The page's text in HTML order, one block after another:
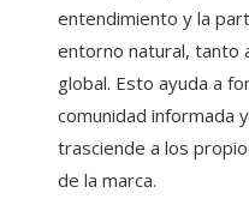
entendimiento y la
entorno natural, tanto
global. Esto ayuda a
comunidad informada
trasciende a los
de la marca.